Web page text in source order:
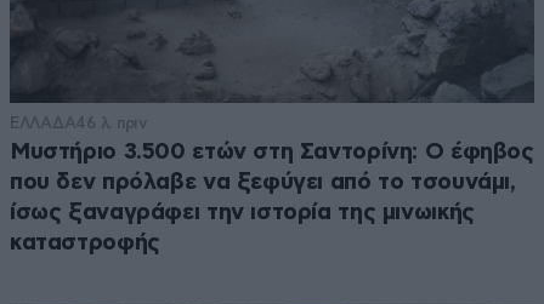
ΕΛΛΑΔΑ46 λ. πριν
Μυστήριο 3.500 ετών στη Σαντορίνη: Ο έφηβος
που δεν πρόλαβε να ξεφύγει από το τσουνάμι,
ίσως ξαναγράφει την ιστορία της μινωικής
καταστροφής